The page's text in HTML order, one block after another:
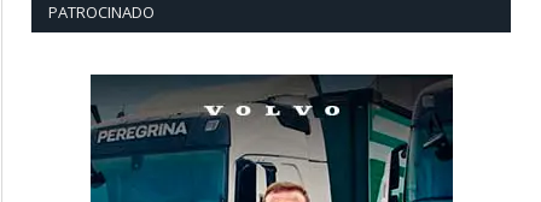
PATROCINADO